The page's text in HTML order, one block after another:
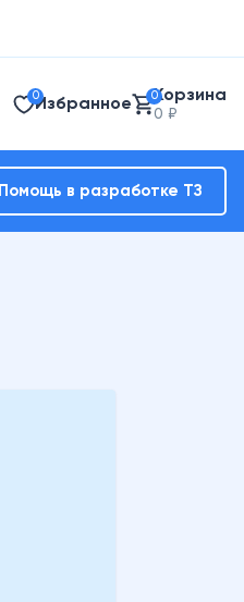
0Избранное 0Корзина
0 ₽
Помощь в разработке ТЗ